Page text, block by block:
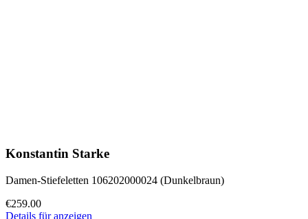
Konstantin Starke
Damen-Stiefeletten 106202000024 (Dunkelbraun)
€259.00
Details für anzeigen